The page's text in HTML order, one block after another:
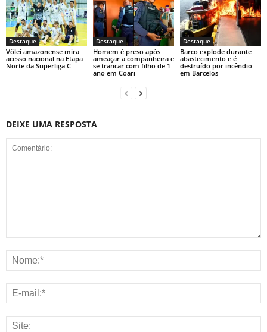
Destaque
Vôlei amazonense mira
acesso nacional na Etapa
Norte da Superliga C
Destaque
Homem é preso após
ameaçar a companheira e
se trancar com filho de 1
ano em Coari
Destaque
Barco explode durante
abastecimento e é
destruído por incêndio
em Barcelos
DEIXE UMA RESPOSTA